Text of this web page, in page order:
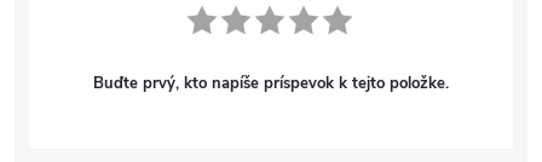
Buďte prvý, kto napíše príspevok k tejto položke.